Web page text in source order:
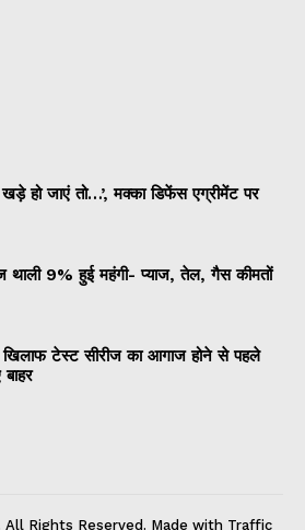
हो जाएं तो…’, मक्का डिफेंस एग्रीमेंट पर
9% हुई महंगी- प्याज, तेल, गैस कीमतों
खिलाफ टेस्ट सीरीज का आगाज होने से पहले
All Rights Reserved. Made with Traffic